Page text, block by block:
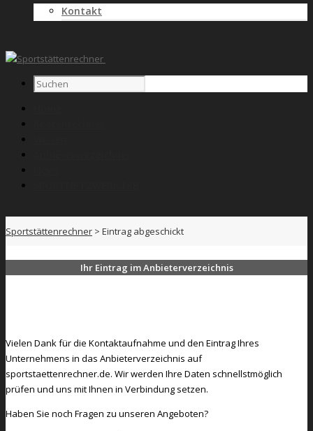
Kontakt
Sportstättenrechner > Eintrag abgeschickt
Ihr Eintrag im Anbieterverzeichnis
Vielen Dank für die Kontaktaufnahme und den Eintrag Ihres
Unternehmens in das Anbieterverzeichnis auf
sportstaettenrechner.de. Wir werden Ihre Daten schnellstmöglich
prüfen und uns mit Ihnen in Verbindung setzen.
Haben Sie noch Fragen zu unseren Angeboten?